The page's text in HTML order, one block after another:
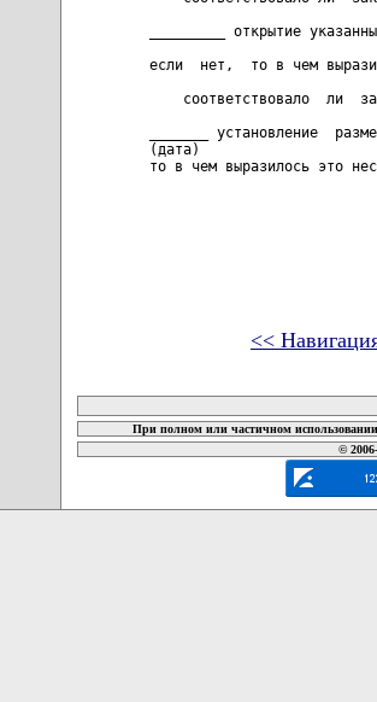
<<
При полном или частичном
©